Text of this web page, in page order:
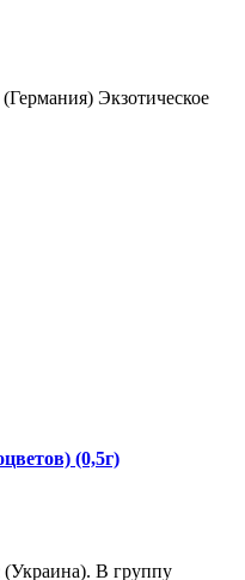
Экзотическое
(0,5г)
(Украина). В группу